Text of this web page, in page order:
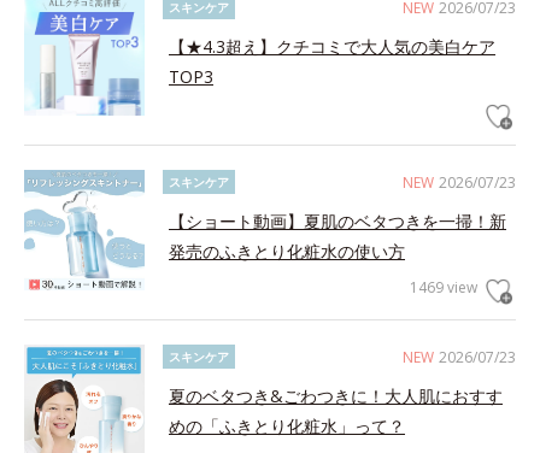
NEW 2026/07/23
スキンケア
【★4.3超え】クチコミで大人気の美白ケア
TOP3
NEW 2026/07/23
スキンケア
【ショート動画】夏肌のベタつきを一掃！新
発売のふきとり化粧水の使い方
1469 view
NEW 2026/07/23
スキンケア
夏のベタつき&ごわつきに！大人肌におすす
めの「ふきとり化粧水」って？